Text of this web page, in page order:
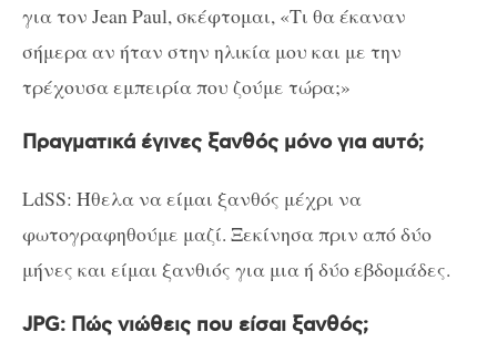
για τον Jean Paul, σκέφτομαι, «Τι θα έκαναν
σήμερα αν ήταν στην ηλικία μου και με την
τρέχουσα εμπειρία που ζούμε τώρα;»
Πραγματικά έγινες ξανθός μόνο για αυτό;
LdSS: Ήθελα να είμαι ξανθός μέχρι να
φωτογραφηθούμε μαζί. Ξεκίνησα πριν από δύο
μήνες και είμαι ξανθιός για μια ή δύο εβδομάδες.
JPG: Πώς νιώθεις που είσαι ξανθός;